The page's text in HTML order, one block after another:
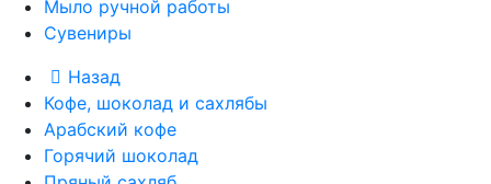
Мыло ручной работы
Сувениры
Назад
Кофе, шоколад и сахлябы
Арабский кофе
Горячий шоколад